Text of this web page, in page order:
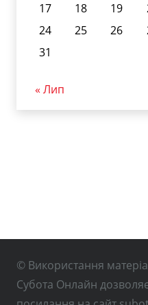
17
18 19
24
25 26
31
« Лип
© Використання
Субота Онлайн